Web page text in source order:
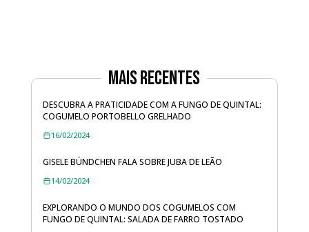
Mais Recentes
DESCUBRA A PRATICIDADE COM A FUNGO DE QUINTAL:
COGUMELO PORTOBELLO GRELHADO
16/02/2024
GISELE BÜNDCHEN FALA SOBRE JUBA DE LEÃO
14/02/2024
EXPLORANDO O MUNDO DOS COGUMELOS COM
FUNGO DE QUINTAL: SALADA DE FARRO TOSTADO